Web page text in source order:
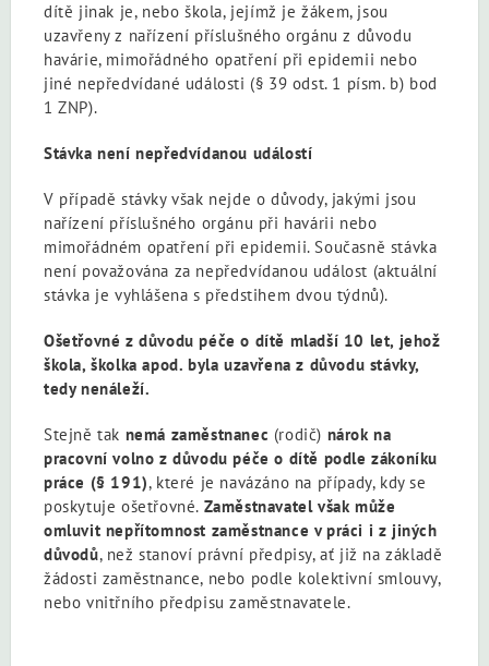
dítě jinak je, nebo škola, jejímž je žákem, jsou
uzavřeny z nařízení příslušného orgánu z důvodu
havárie, mimořádného opatření při epidemii nebo
jiné nepředvídané události (§ 39 odst. 1 písm. b) bod
1 ZNP).
Stávka není nepředvídanou událostí
V případě stávky však nejde o důvody, jakými jsou
nařízení příslušného orgánu při havárii nebo
mimořádném opatření při epidemii. Současně stávka
není považována za nepředvídanou událost (aktuální
stávka je vyhlášena s předstihem dvou týdnů).
Ošetřovné z důvodu péče o dítě mladší 10 let, jehož
škola, školka apod. byla uzavřena z důvodu stávky,
tedy nenáleží.
Stejně tak nemá zaměstnanec (rodič) nárok na
pracovní volno z důvodu péče o dítě podle zákoníku
práce (§ 191), které je navázáno na případy, kdy se
poskytuje ošetřovné. Zaměstnavatel však může
omluvit nepřítomnost zaměstnance v práci i z jiných
důvodů, než stanoví právní předpisy, ať již na základě
žádosti zaměstnance, nebo podle kolektivní smlouvy,
nebo vnitřního předpisu zaměstnavatele.